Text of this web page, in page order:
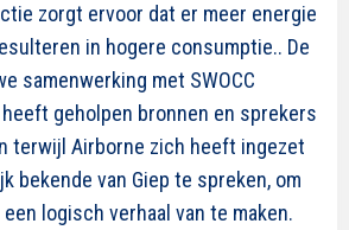
zorgt ervoor dat er meer energie
in hogere consumptie.. De
samenwerking met SWOCC
heeft geholpen bronnen en sprekers
terwijl Airborne zich heeft ingezet
bekende van Giep te spreken, om
logisch verhaal van te maken.